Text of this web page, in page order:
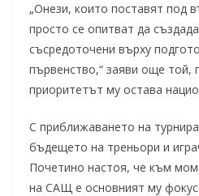
„Онези, които поставят под
просто се опитват да
съсредоточени върху
първенство,“ заяви още той,
приоритетът му остава
С приближаването на
бъдещето на треньори и
Почетино настоя, че към
на САЩ е основният му фокус.